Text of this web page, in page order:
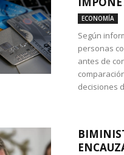
ECONOMÍA
Según
personas
antes de
decisiones